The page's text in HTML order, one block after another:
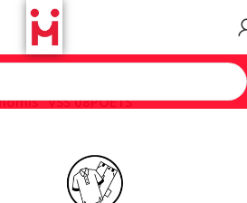
“VSS 08POE1S”